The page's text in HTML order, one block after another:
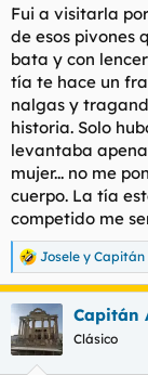
Fui a visitarla
de esos pivones
bata y con
tía te hace un
nalgas y
historia. Solo
levantaba
mujer... no me
cuerpo. La tía
competido me
R
e
a
c
c
i
Josele y
Capitán
Clásico